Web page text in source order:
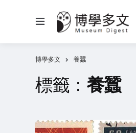
博學多文 養蠶
標籤： 養蠶